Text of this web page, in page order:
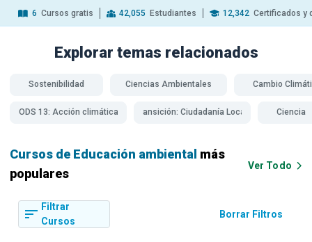
6 Cursos gratis 42,055 Estudiantes 12,342 Certificados y
Explorar temas relacionados
Sostenibilidad Ciencias Ambientales Cambio
ODS 13: Acción climáticaAño de Transición: Ciudadanía Local y GlobalCiencia
Cursos de Educación ambiental más
populares
Ver Todo
Filtrar
Cursos
Borrar Filtros